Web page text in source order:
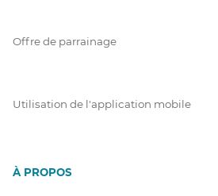
Offre de parrainage
Utilisation de l'application mobile
À PROPOS